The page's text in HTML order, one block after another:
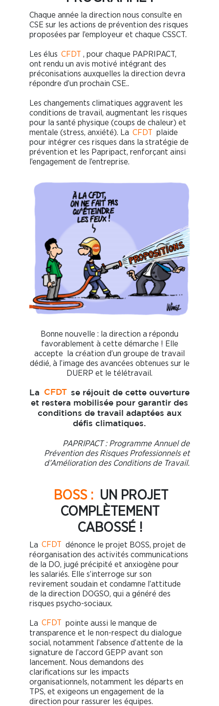
Chaque année la direction nous consulte en
CSE sur les actions de prévention des risques
proposées par l’employeur et chaque CSSCT.
Les élus CFDT , pour chaque PAPRIPACT,
ont rendu un avis motivé intégrant des
préconisations auxquelles la direction devra
répondre d’un prochain CSE..
Les changements climatiques aggravent les
conditions de travail, augmentant les risques
pour la santé physique (coups de chaleur) et
mentale (stress, anxiété). La CFDT plaide
pour intégrer ces risques dans la stratégie de
prévention et les Papripact, renforçant ainsi
l’engagement de l’entreprise.
Bonne nouvelle : la direction a répondu
favorablement à cette démarche ! Elle
accepte la création d’un groupe de travail
dédié, à l’image des avancées obtenues sur le
DUERP et le télétravail.
La CFDT
se réjouit de cette ouverture
et restera mobilisée pour garantir des
conditions de travail adaptées aux
défis climatiques.
PAPRIPACT : Programme Annuel de
Prévention des Risques Professionnels et
d’Amélioration des Conditions de Travail.
BOSS : UN PROJET
COMPLÈTEMENT
CABOSSÉ !
La CFDT dénonce le projet BOSS, projet de
réorganisation des activités communications
de la DO, jugé précipité et anxiogène pour
les salariés. Elle s’interroge sur son
revirement soudain et condamne l’attitude
de la direction DOGSO, qui a généré des
risques psycho-sociaux.
La CFDT pointe aussi le manque de
transparence et le non-respect du dialogue
social, notamment l’absence d’attente de la
signature de l’accord GEPP avant son
lancement. Nous demandons des
clarifications sur les impacts
organisationnels, notamment les départs en
TPS, et exigeons un engagement de la
direction pour rassurer les équipes.